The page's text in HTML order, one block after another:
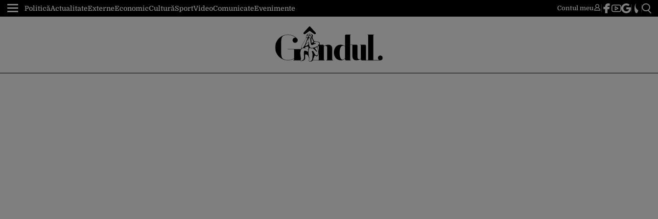
PoliticăActualitateExterneEconomicCulturăSportVideoComunicateEvenimente Contul meu